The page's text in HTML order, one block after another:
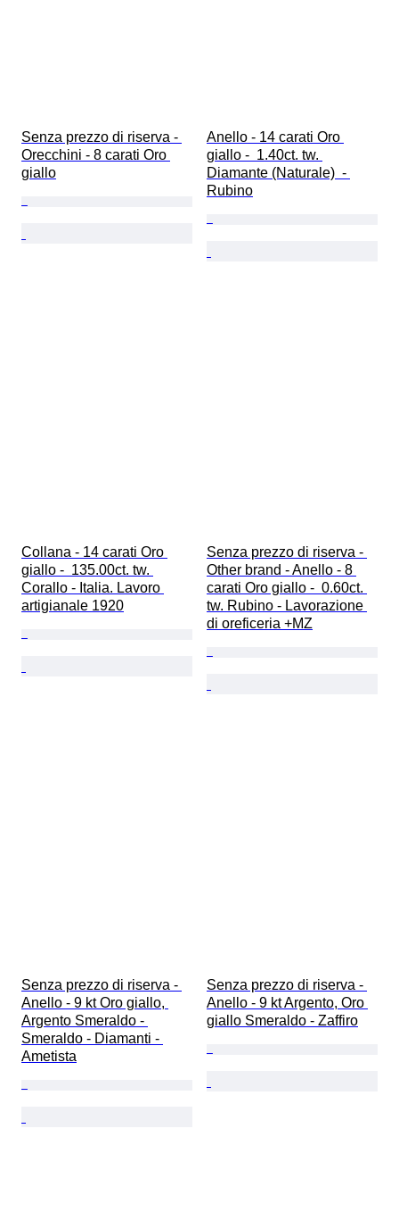
Senza prezzo di riserva -
Orecchini - 8 carati Oro
giallo
Anello - 14 carati Oro
giallo -  1.40ct. tw.
Diamante (Naturale)  -
Rubino
Collana - 14 carati Oro
giallo -  135.00ct. tw.
Corallo - Italia. Lavoro
artigianale 1920
Senza prezzo di riserva -
Other brand - Anello - 8
carati Oro giallo -  0.60ct.
tw. Rubino - Lavorazione
di oreficeria +MZ
Senza prezzo di riserva -
Anello - 9 kt Oro giallo,
Argento Smeraldo -
Smeraldo - Diamanti -
Ametista
Senza prezzo di riserva -
Anello - 9 kt Argento, Oro
giallo Smeraldo - Zaffiro